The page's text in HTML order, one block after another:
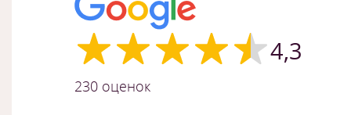
4,3
230 оценок